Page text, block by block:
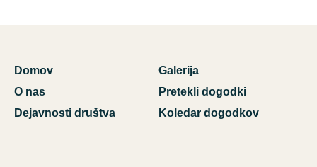
Domov
O nas
Dejavnosti društva
Galerija
Pretekli dogodki
Koledar dogodkov